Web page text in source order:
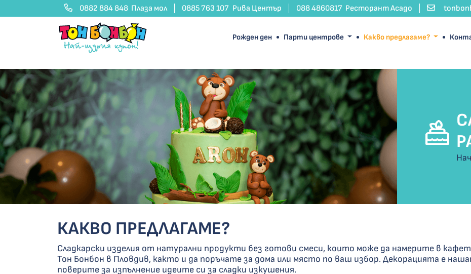
0882 884 848 Плаза мол 0885 763 107 Рива Център 088 4860817 Ресторант Асадо
Рожден ден Парти центрове Какво предлагаме?
КАКВО ПРЕДЛАГАМЕ?
Сладкарски изделия от натурални продукти без готови смеси, които може да намерите в
Тон Бонбон в Пловдив, както и да поръчате за дома или място по ваш избор. Декорацията е
поверите за изпълнение идеите си за сладки изкушения.